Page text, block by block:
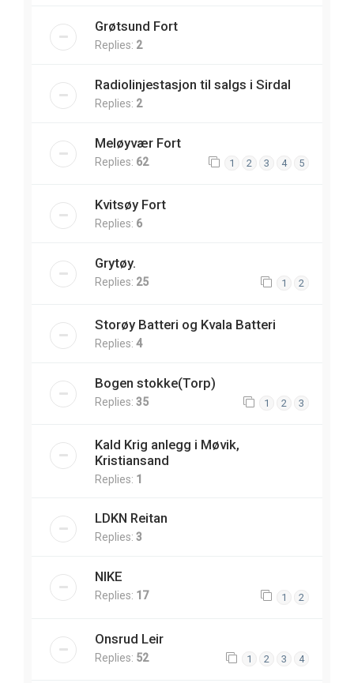
Grøtsund Fort
Replies: 2
Radiolinjestasjon til salgs i Sirdal
Replies: 2
Meløyvær Fort
Replies: 62 1 2 3 4 5
Kvitsøy Fort
Replies: 6
Grytøy.
Replies: 25 1 2
Storøy Batteri og Kvala Batteri
Replies: 4
Bogen stokke(Torp)
Replies: 35 1 2 3
Kald Krig anlegg i Møvik,
Kristiansand
Replies: 1
LDKN Reitan
Replies: 3
NIKE
Replies: 17 1 2
Onsrud Leir
Replies: 52 1 2 3 4